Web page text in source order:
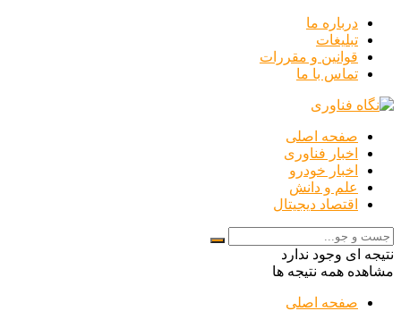
درباره ما
تبلیغات
قوانین و مقررات
تماس با ما
صفحه اصلی
اخبار فناوری
اخبار خودرو
علم و دانش
اقتصاد دیجیتال
نتیجه ای وجود ندارد
مشاهده همه نتیجه ها
صفحه اصلی